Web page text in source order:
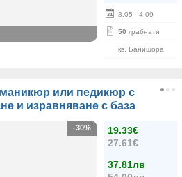
8.05 - 4.09
50 грабнати
кв. Банишора
или педикюр с
и изравняване с база
19.33€
27.61€
37.81лв
-30%